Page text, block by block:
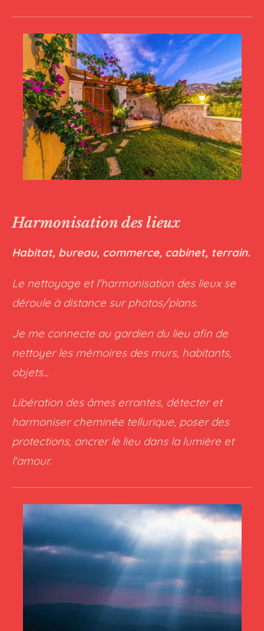
Harmonisation des lieux
Habitat, bureau, commerce, cabinet, terrain.
Le nettoyage et l'harmonisation des lieux se
déroule à distance sur photos/plans.
Je me connecte au gardien du lieu afin de
nettoyer les mémoires des murs, habitants,
objets...
Libération des âmes errantes, détecter et
harmoniser cheminée tellurique, poser des
protections, ancrer le lieu dans la lumière et
l'amour.